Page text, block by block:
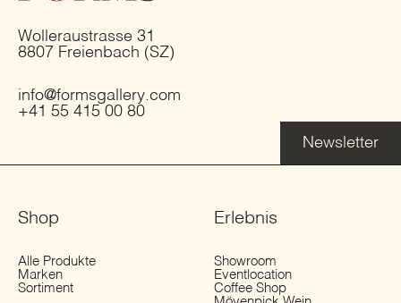
Wolleraustrasse 31
8807 Freienbach (SZ)
info@formsgallery.com
+41 55 415 00 80
Newsletter
Shop
Alle Produkte
Marken
Sortiment
Erlebnis
Showroom
Eventlocation
Coffee Shop